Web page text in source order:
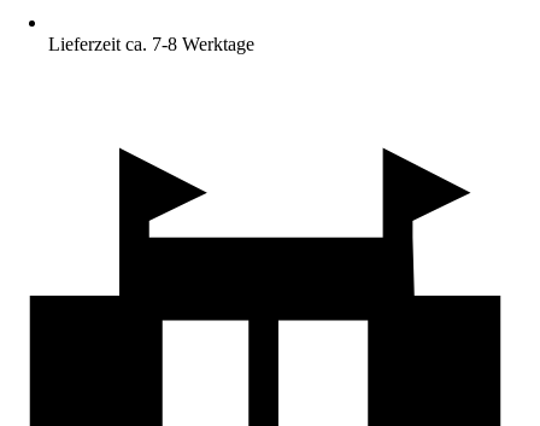
Lieferzeit ca. 7-8 Werktage